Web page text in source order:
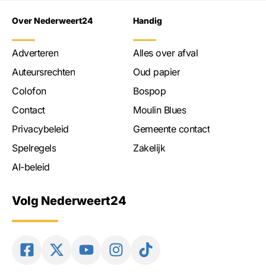
Over Nederweert24
Adverteren
Auteursrechten
Colofon
Contact
Privacybeleid
Spelregels
AI-beleid
Handig
Alles over afval
Oud papier
Bospop
Moulin Blues
Gemeente contact
Zakelijk
Volg Nederweert24